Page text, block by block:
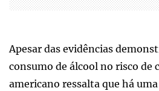
Apesar das evidências
consumo de álcool no risco de
americano ressalta que há